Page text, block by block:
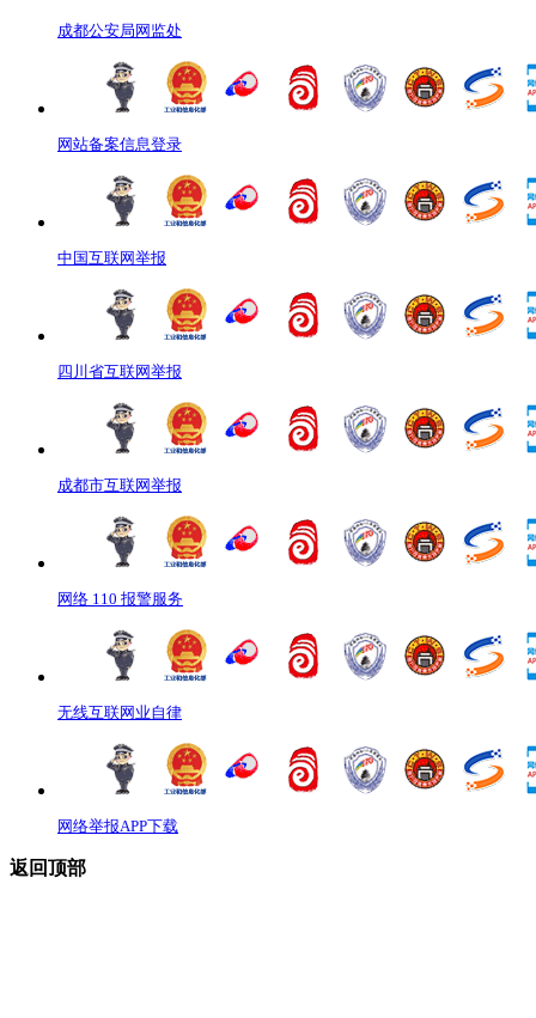
成都公安局网监处
网站备案信息登录
中国互联网举报
四川省互联网举报
成都市互联网举报
网络 110 报警服务
无线互联网业自律
网络举报APP下载
返回顶部